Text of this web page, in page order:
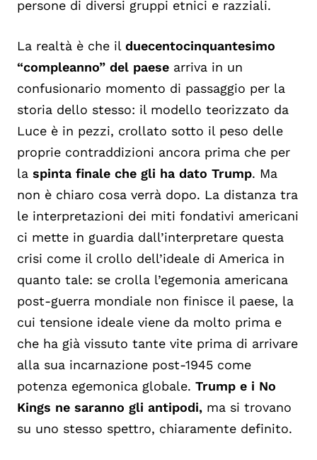
persone di diversi gruppi etnici e razziali.
La realtà è che il duecentocinquantesimo
“compleanno” del paese arriva in un
confusionario momento di passaggio per la
storia dello stesso: il modello teorizzato da
Luce è in pezzi, crollato sotto il peso delle
proprie contraddizioni ancora prima che per
la spinta finale che gli ha dato Trump. Ma
non è chiaro cosa verrà dopo. La distanza tra
le interpretazioni dei miti fondativi americani
ci mette in guardia dall’interpretare questa
crisi come il crollo dell’ideale di America in
quanto tale: se crolla l’egemonia americana
post-guerra mondiale non finisce il paese, la
cui tensione ideale viene da molto prima e
che ha già vissuto tante vite prima di arrivare
alla sua incarnazione post-1945 come
potenza egemonica globale. Trump e i No
Kings ne saranno gli antipodi, ma si trovano
su uno stesso spettro, chiaramente definito.